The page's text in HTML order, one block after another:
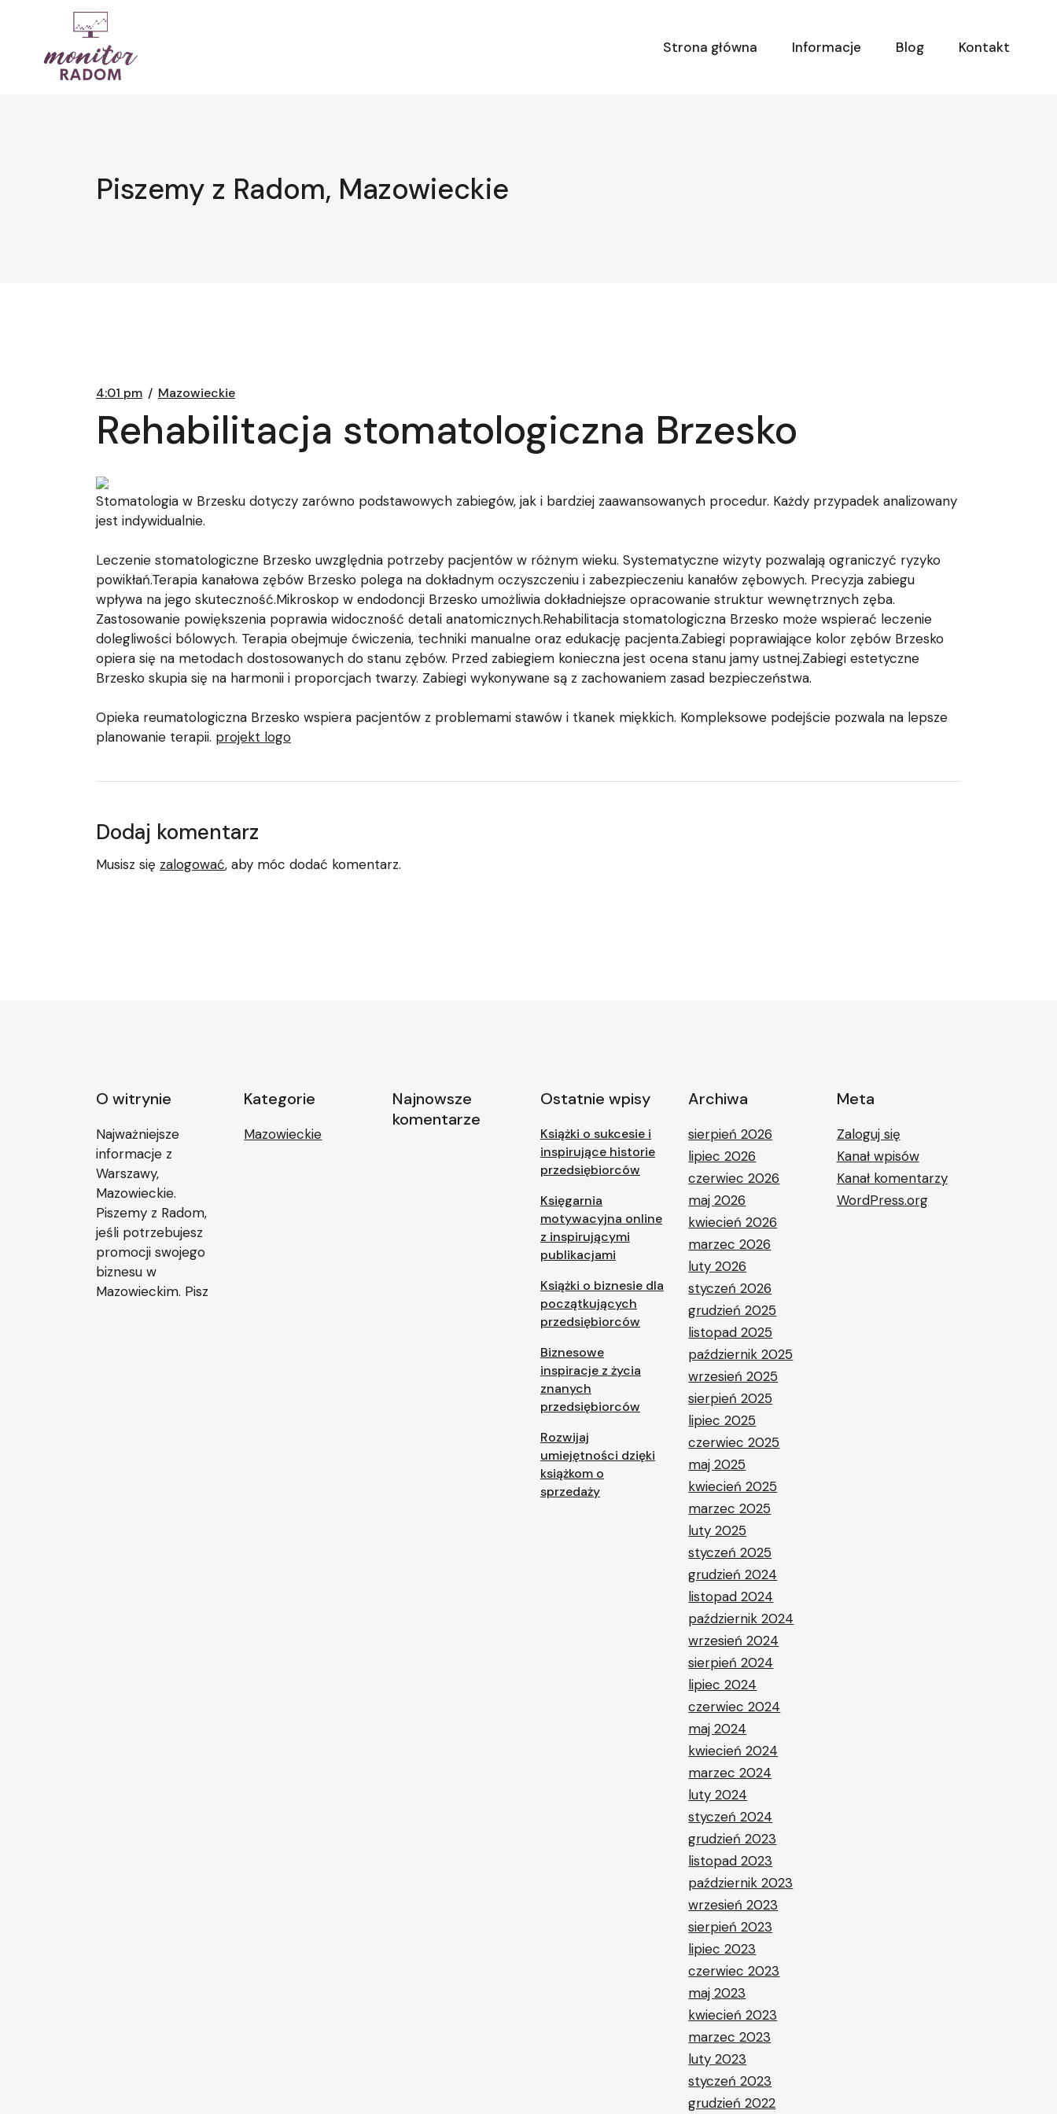
Strona główna
Informacje Blog Kontakt
Piszemy z Radom, Mazowieckie
4:01 pm Mazowieckie
Rehabilitacja stomatologiczna Brzesko
Stomatologia w Brzesku dotyczy zarówno podstawowych zabiegów, jak i bardziej zaawansowanych procedur. Każdy przypadek analizowany
jest indywidualnie.
Leczenie stomatologiczne Brzesko uwzględnia potrzeby pacjentów w różnym wieku. Systematyczne wizyty pozwalają ograniczyć ryzyko
powikłań.Terapia kanałowa zębów Brzesko polega na dokładnym oczyszczeniu i zabezpieczeniu kanałów zębowych. Precyzja zabiegu
wpływa na jego skuteczność.Mikroskop w endodoncji Brzesko umożliwia dokładniejsze opracowanie struktur wewnętrznych zęba.
Zastosowanie powiększenia poprawia widoczność detali anatomicznych.Rehabilitacja stomatologiczna Brzesko może wspierać leczenie
dolegliwości bólowych. Terapia obejmuje ćwiczenia, techniki manualne oraz edukację pacjenta.Zabiegi poprawiające kolor zębów Brzesko
opiera się na metodach dostosowanych do stanu zębów. Przed zabiegiem konieczna jest ocena stanu jamy ustnej.Zabiegi estetyczne
Brzesko skupia się na harmonii i proporcjach twarzy. Zabiegi wykonywane są z zachowaniem zasad bezpieczeństwa.
Opieka reumatologiczna Brzesko wspiera pacjentów z problemami stawów i tkanek miękkich. Kompleksowe podejście pozwala na lepsze
planowanie terapii. projekt logo
Dodaj komentarz
Musisz się zalogować, aby móc dodać komentarz.
O witrynie
Najważniejsze
informacje z
Warszawy,
Mazowieckie.
Piszemy z Radom,
jeśli potrzebujesz
promocji swojego
biznesu w
Mazowieckim. Pisz
Kategorie
Mazowieckie
Najnowsze
komentarze
Ostatnie wpisy
Książki o sukcesie i
inspirujące historie
przedsiębiorców
Księgarnia
motywacyjna online
z inspirującymi
publikacjami
Książki o biznesie dla
początkujących
przedsiębiorców
Biznesowe
inspiracje z życia
znanych
przedsiębiorców
Rozwijaj
umiejętności dzięki
książkom o
sprzedaży
Archiwa
sierpień 2026
lipiec 2026
czerwiec 2026
maj 2026
kwiecień 2026
marzec 2026
luty 2026
styczeń 2026
grudzień 2025
listopad 2025
październik 2025
wrzesień 2025
sierpień 2025
lipiec 2025
czerwiec 2025
maj 2025
kwiecień 2025
marzec 2025
luty 2025
styczeń 2025
grudzień 2024
listopad 2024
październik 2024
wrzesień 2024
sierpień 2024
lipiec 2024
czerwiec 2024
maj 2024
kwiecień 2024
marzec 2024
luty 2024
styczeń 2024
grudzień 2023
listopad 2023
październik 2023
wrzesień 2023
sierpień 2023
lipiec 2023
czerwiec 2023
maj 2023
kwiecień 2023
marzec 2023
luty 2023
styczeń 2023
grudzień 2022
Meta
Zaloguj się
Kanał wpisów
Kanał komentarzy
WordPress.org